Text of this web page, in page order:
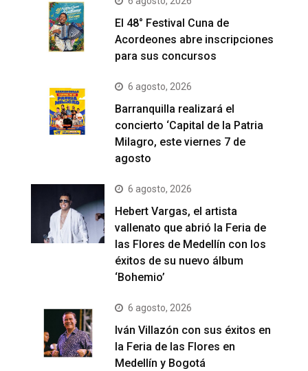
El 48° Festival Cuna de
Acordeones abre inscripciones
para sus concursos
6 agosto, 2026
Barranquilla realizará el
concierto ‘Capital de la Patria
Milagro, este viernes 7 de
agosto
6 agosto, 2026
Hebert Vargas, el artista
vallenato que abrió la Feria de
las Flores de Medellín con los
éxitos de su nuevo álbum
‘Bohemio’
6 agosto, 2026
Iván Villazón con sus éxitos en
la Feria de las Flores en
Medellín y Bogotá